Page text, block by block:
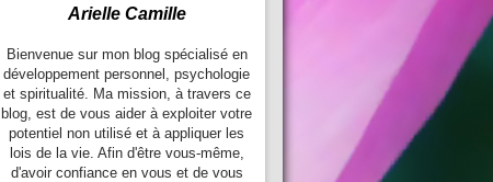
Arielle Camille
Bienvenue sur mon blog spécialisé en
développement personnel, psychologie
et spiritualité. Ma mission, à travers ce
blog, est de vous aider à exploiter votre
potentiel non utilisé et à appliquer les
lois de la vie. Afin d'être vous-même,
d'avoir confiance en vous et de vous